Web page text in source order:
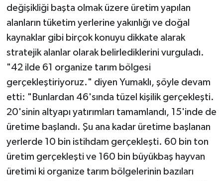
değişikliği başta olmak üzere üretim yapılan
alanların tüketim yerlerine yakınlığı ve doğal
kaynaklar gibi birçok konuyu dikkate alarak
stratejik alanlar olarak belirlediklerini vurguladı.
"42 ilde 61 organize tarım bölgesi
gerçekleştiriyoruz." diyen Yumaklı, şöyle devam
etti: "Bunlardan 46'sında tüzel kişilik gerçekleşti.
20'sinin altyapı yatırımları tamamlandı, 15'inde de
üretime başlandı. Şu ana kadar üretime başlanan
yerlerde 10 bin istihdam gerçekleşti. 60 bin ton
üretim gerçekleşti ve 160 bin büyükbaş hayvan
üretimi ki organize tarım bölgelerinin bazıları